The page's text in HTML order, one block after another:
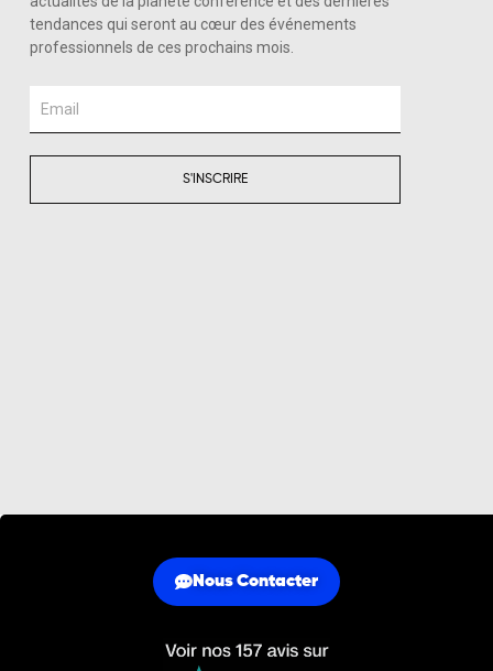
tendances qui seront au cœur des événements
professionnels de ces prochains mois.
S'INSCRIRE
Nous Contacter